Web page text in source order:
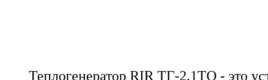
Теплогенератор RIR ТГ-2.1ТО - это